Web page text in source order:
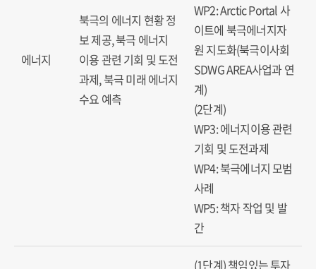
에너지
북극의 에너지 현황 정
보 제공, 북극 에너지
이용 관련 기회 및 도전
과제, 북극 미래 에너지
수요 예측
WP2: Arctic Portal 사
이트에 북극에너지자
원 지도화(북극이사회
SDWG AREA사업과 연
계)
(2단계)
WP3: 에너지이용 관련
기회 및 도전과제
WP4: 북극에너지 모범
사례
WP5: 책자 작업 및 발
간
(1단계) 책임있는 투자